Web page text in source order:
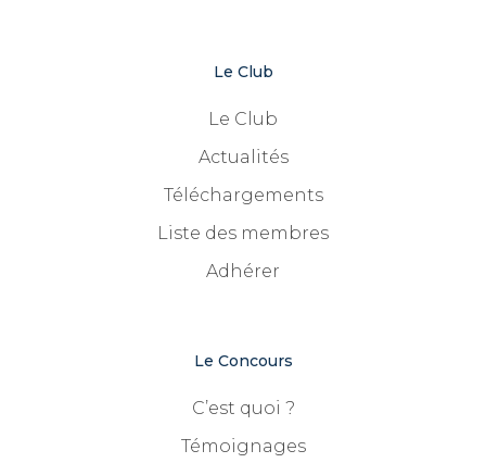
Le Club
Le Club
Actualités
Téléchargements
Liste des membres
Adhérer
Le Concours
C’est quoi ?
Témoignages